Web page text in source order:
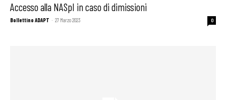
Accesso alla NASpI in caso di dimissioni
Bollettino ADAPT - 27 Marzo 2023 0